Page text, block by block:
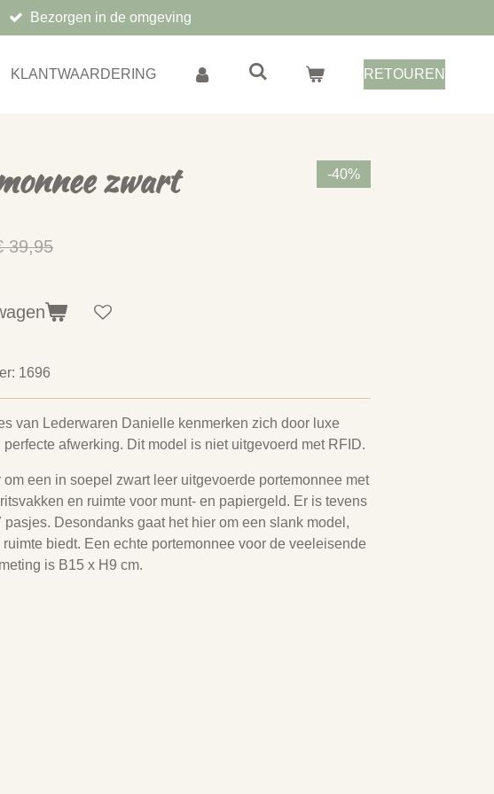
Bezorgen in de omgeving
KLANTWAARDERING RETOUREN
zwart -40%
39,95
1696
van Lederwaren Danielle kenmerken zich door luxe
perfecte afwerking. Dit model is niet uitgevoerd met RFID.
om een in soepel zwart leer uitgevoerde portemonnee met
en ruimte voor munt- en papiergeld. Er is tevens
pasjes. Desondanks gaat het hier om een slank model,
biedt. Een echte portemonnee voor de veeleisende
is B15 x H9 cm.